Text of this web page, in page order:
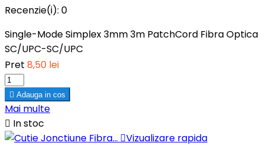
Recenzie(i): 0
Single-Mode Simplex 3mm 3m PatchCord Fibra Optica
SC/UPC-SC/UPC
Pret 8,50 lei
 Adauga in cos
Mai multe
 In stoc
Vizualizare rapida